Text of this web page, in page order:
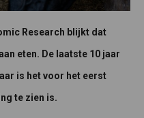
Research blijkt dat
eten. De laatste 10 jaar
is het voor het eerst
te zien is.